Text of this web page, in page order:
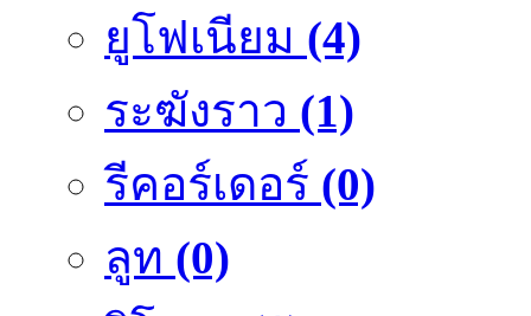
ยูโฟเนียม (4)
ระฆังราว (1)
รีคอร์เดอร์ (0)
ลูท (0)